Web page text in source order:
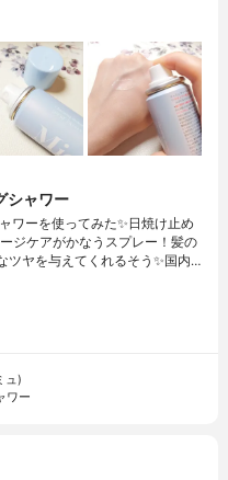
シャワー
ワーを使ってみた✨日焼け止め
ジケアがかなうスプレー！髪の
ツヤを与えてくれるそう✨国内…
ュ)
ワー